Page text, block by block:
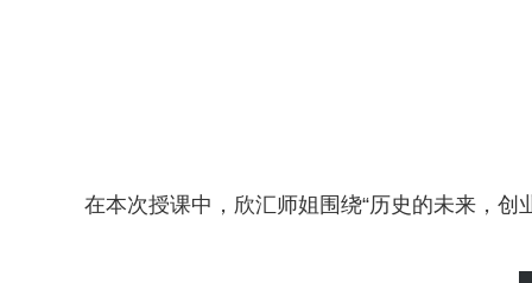
在本次授课中，欣汇师姐围绕“历史的未来，